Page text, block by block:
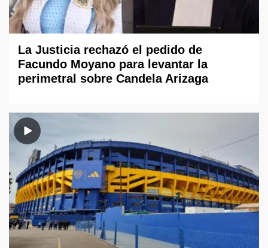
La Justicia rechazó el pedido de
Facundo Moyano para levantar la
perimetral sobre Candela Arizaga